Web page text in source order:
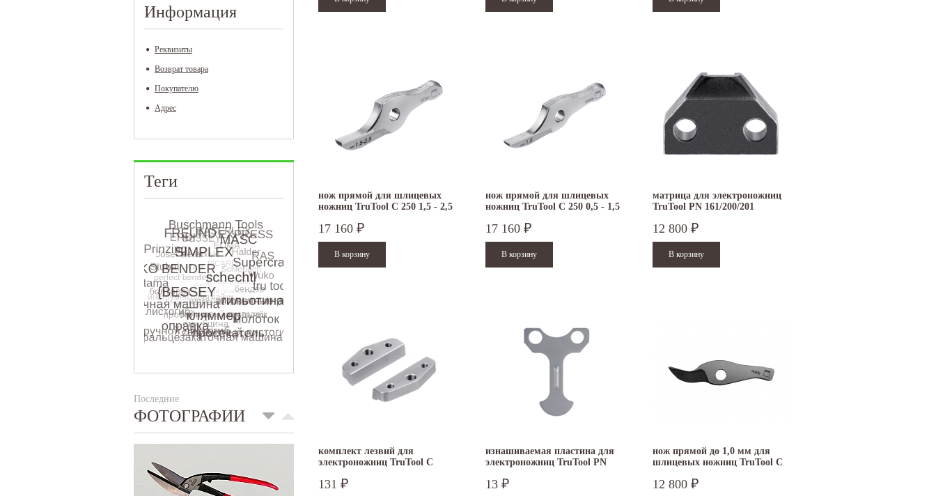
Информация
Реквизиты
Возврат товара
Покупателю
Адрес
Теги
Последние
ФОТОГРАФИИ
нож прямой для шлицевых
ножниц TruTool C 250 1,5 - 2,5
17 160 ₽
нож прямой для шлицевых
ножниц TruTool C 250 0,5 - 1,5
17 160 ₽
матрица для электроножниц
TruTool PN 161/200/201
12 800 ₽
комплект лезвий для
электроножниц TruTool C
131 ₽
изнашиваемая пластина для
электроножниц TruTool PN
13 ₽
нож прямой до 1,0 мм для
шлицевых ножниц TruTool C
12 800 ₽